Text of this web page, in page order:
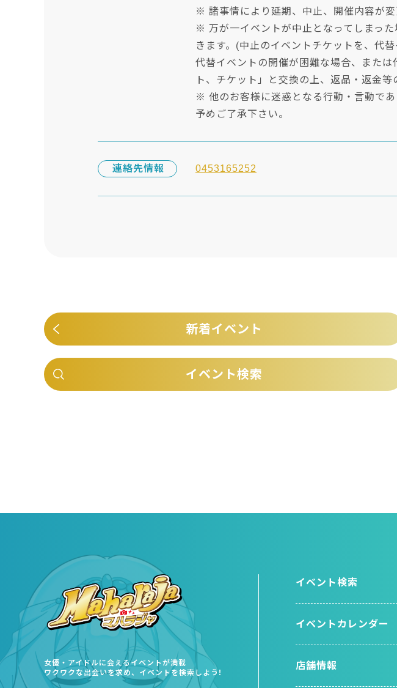
※ 諸事情により延期、中止、開催内容が
※ 万が一イベントが中止となってしまっ
きます。(中止のイベントチケットを、代
代替イベントの開催が困難な場合、また
ト、チケット」と交換の上、返品・返金
※ 他のお客様に迷惑となる行動・言動で
予めご了承下さい。
連絡先情報 0453165252
新着イベント
イベント検索
女優・アイドルに会えるイベントが満載
ワクワクな出会いを求め、イベントを検索しよう!
イベント検索
イベントカレンダー
店舗情報